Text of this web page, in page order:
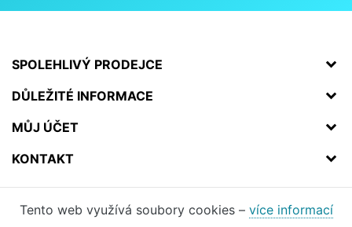
SPOLEHLIVÝ PRODEJCE
DŮLEŽITÉ INFORMACE
MŮJ ÚČET
KONTAKT
Tento web využívá soubory cookies – více informací